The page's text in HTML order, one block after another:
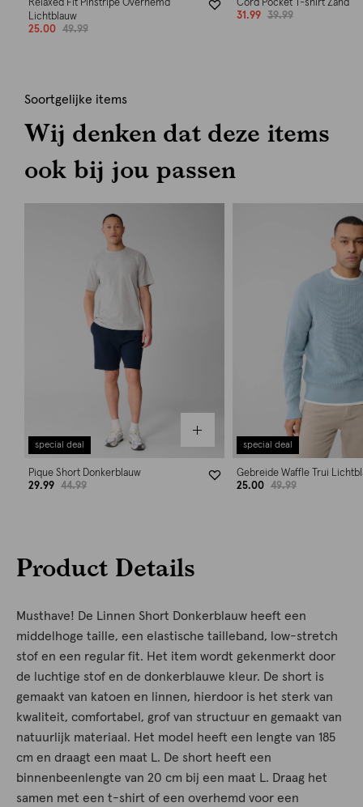
Relaxed Fit Pinstripe Overhemd
Lichtblauw
25.00
49.99
Cord Pocket T-shirt Zand
31.99
39.99
Soortgelijke items
Wij denken dat deze items
ook bij jou passen
special deal
Pique Short Donkerblauw
29.99
44.99
special deal
Gebreide Waffle Trui
25.00
49.99
Product Details
Musthave! De Linnen Short Donkerblauw heeft een
middelhoge taille, een elastische tailleband, low-stretch
stof en een regular fit. Het item wordt gekenmerkt door
de luchtige stof en de donkerblauwe kleur. De short is
gemaakt van katoen en linnen, hierdoor is het sterk van
kwaliteit, comfortabel, grof van structuur en gemaakt van
natuurlijk materiaal. Het model heeft een lengte van 185
cm en draagt een maat L. De short heeft een
binnenbeenlengte van 20 cm bij een maat L. Draag het
samen met een t-shirt of een overhemd voor een